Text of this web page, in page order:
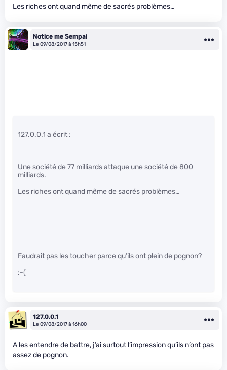
Les riches ont quand même de sacrés problèmes…
Notice me Sempai
Le 09/08/2017 à 15h51
127.0.0.1 a écrit :
Une société de 77 milliards attaque une société de 800
milliards.
Les riches ont quand même de sacrés problèmes…
Faudrait pas les toucher parce qu’ils ont plein de pognon?
:-(
127.0.0.1
Le 09/08/2017 à 16h00
A les entendre de battre, j’ai surtout l’impression qu’ils n’ont pas
assez de pognon.